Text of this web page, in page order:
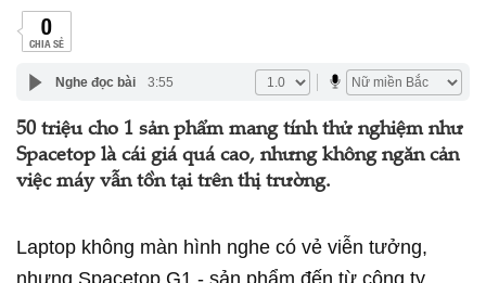
0
CHIA SẺ
Nghe đọc bài 3:55
50 triệu cho 1 sản phẩm mang tính thử nghiệm như
Spacetop là cái giá quá cao, nhưng không ngăn cản
việc máy vẫn tồn tại trên thị trường.
Laptop không màn hình nghe có vẻ viễn tưởng,
nhưng Spacetop G1 - sản phẩm đến từ công ty